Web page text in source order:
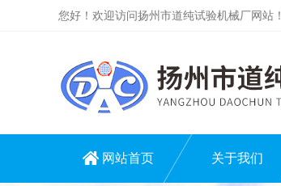
您好！欢迎访问扬州市道纯试验机械厂网站！
网站首页 关于我们